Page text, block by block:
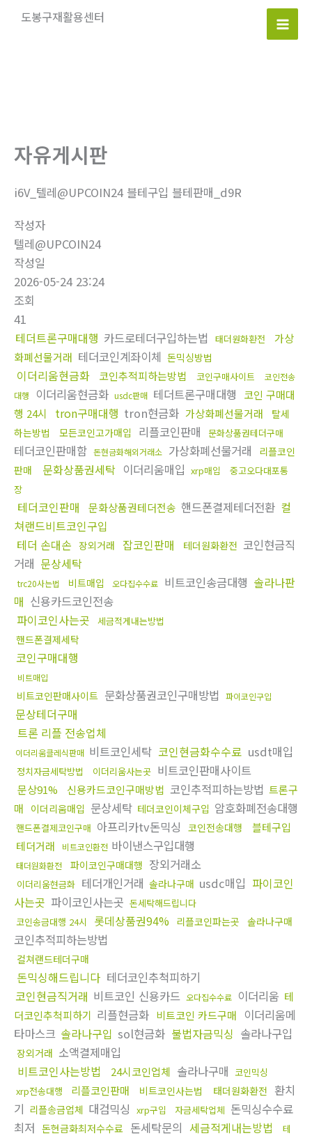
도봉구재활용센터
Main
자유게시판
i6V_텔레@UPCOIN24 블테구입 블테판매_d9R
작성자
텔레@UPCOIN24
작성일
2026-05-24 23:24
조회
41
테더트론구매대행 카드로테더구입하는법 태더원화환전
가상
화폐선물거래 테더코인계좌이체 돈믹싱방법
이더리움현금화 코인추적피하는방법 코인구매사이트
코인전송
대행
이더리움현금화 usdc판매 테더트론구매대행
코인 구매대
행 24시
tron구매대행 tron현금화 가상화폐선물거래
탈세
하는방법
모든코인고가매입 리플코인판매 문화상품권테더구매
테더코인판매함 돈현금화해외거래소 가상화폐선물거래
리플코인
판매
문화상품권세탁 이더리움매입 xrp매입
중고오다대포통
장
테더코인판매 문화상품권테더전송 핸드폰결제테더전환 컬
쳐랜드비트코인구입
테더 손대손 장외거래 잡코인판매 테더원화환전 코인현금직
거래 문상세탁
trc20사는법 비트매입 오다집수수료 비트코인송금대행 솔라나판
매 신용카드코인전송
파이코인사는곳
세금적게내는방법
핸드폰결제세탁
코인구매대행
비트매입
비트코인판매사이트 문화상품권코인구매방법 파이코인구입
문상테더구매
트론 리플 전송업체
이더리움클레식판매 비트코인세탁 코인현금화수수료 usdt매입
정치자금세탁방법 이더리움사는곳 비트코인판매사이트
문상91% 신용카드코인구매방법 코인추적피하는방법 트론구
매 이더리움매입 문상세탁 테더코인이체구입 암호화폐전송대행
핸드폰결제코인구매 아프리카tv돈믹싱 코인전송대행
블테구입
테더거래
비트코인환전 바이낸스구입대행
태더원화환전 파이코인구매대행 장외거래소
이더리움현금화 테더개인거래 솔라나구매 usdc매입 파이코인
사는곳 파이코인사는곳 돈세탁해드립니다
코인송금대행 24시
롯데상품권94% 리플코인파는곳 솔라나구매
코인추적피하는방법
컬쳐랜드테더구매
돈믹싱해드립니다 테더코인추척피하기
코인현금직거래 비트코인 신용카드 오다집수수료 이더리움 테
더코인추척피하기 리플현금화 비트코인 카드구매
이더리움메
타마스크 솔라나구입 sol현금화 불법자금믹싱 솔라나구입
장외거래 소액결제매입
비트코인사는방법
24시코인업체 솔라나구매 코인믹싱
xrp전송대행
리플코인판매 비트코인사는법 태더원화환전 환치
기 리플송금업체 대검믹싱 xrp구입 자금세탁업체 돈믹싱수수료
최저 돈현금화최저수수료 돈세탁문의 세금적게내는방법
테